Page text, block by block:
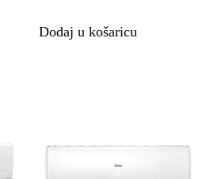
Dodaj u košaricu